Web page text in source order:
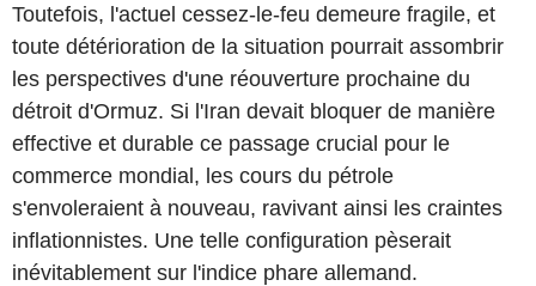
Toutefois, l'actuel cessez-le-feu demeure fragile, et
toute détérioration de la situation pourrait assombrir
les perspectives d'une réouverture prochaine du
détroit d'Ormuz. Si l'Iran devait bloquer de manière
effective et durable ce passage crucial pour le
commerce mondial, les cours du pétrole
s'envoleraient à nouveau, ravivant ainsi les craintes
inflationnistes. Une telle configuration pèserait
inévitablement sur l'indice phare allemand.